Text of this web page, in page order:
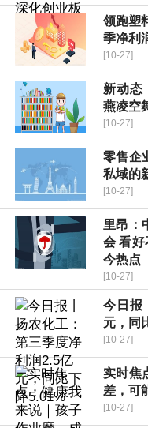
领跑塑
季净利
[10-27]
新动态
燕凌空
[10-27]
零售企
私域的
[10-27]
里昂：
会 看好
今热点
[10-27]
今日报
元，同
[10-27]
实时焦
差，可
[10-27]